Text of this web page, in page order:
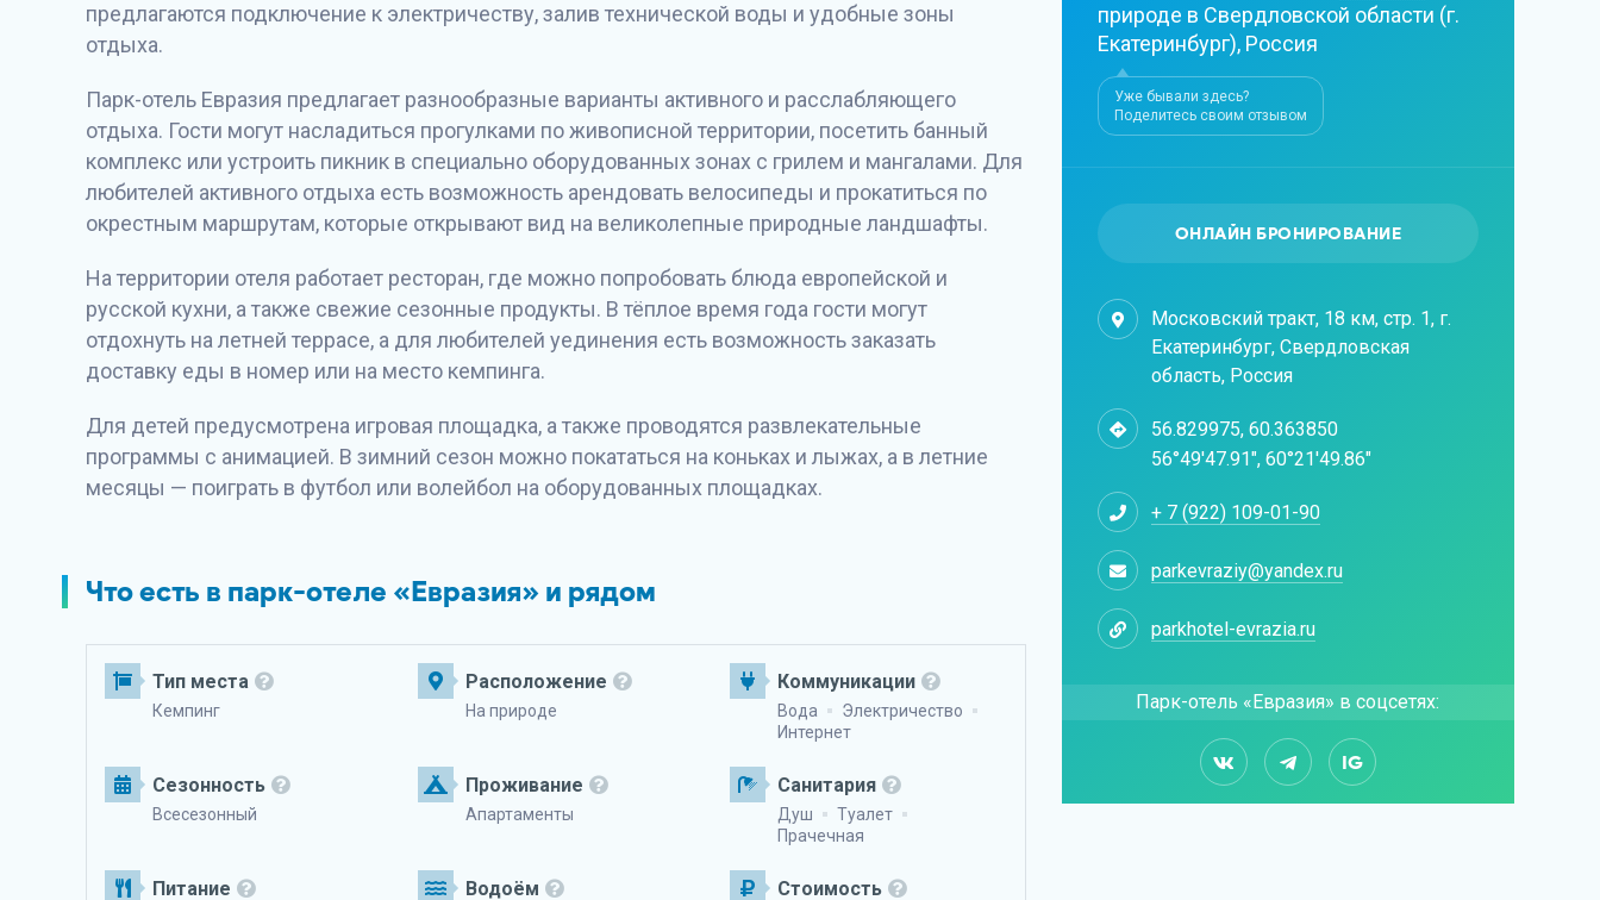
предлагаются подключение к электричеству, залив технической воды и удобные зоны
отдыха.
Парк-отель Евразия предлагает разнообразные варианты активного и расслабляющего
отдыха. Гости могут насладиться прогулками по живописной территории, посетить банный
комплекс или устроить пикник в специально оборудованных зонах с грилем и мангалами. Для
любителей активного отдыха есть возможность арендовать велосипеды и прокатиться по
окрестным маршрутам, которые открывают вид на великолепные природные ландшафты.
На территории отеля работает ресторан, где можно попробовать блюда европейской и
русской кухни, а также свежие сезонные продукты. В тёплое время года гости могут
отдохнуть на летней террасе, а для любителей уединения есть возможность заказать
доставку еды в номер или на место кемпинга.
Для детей предусмотрена игровая площадка, а также проводятся развлекательные
программы с анимацией. В зимний сезон можно покататься на коньках и лыжах, а в летние
месяцы — поиграть в футбол или волейбол на оборудованных площадках.
Что есть в парк-отеле «Евразия» и рядом
Тип места
Кемпинг
Расположение
На природе
Коммуникации
Вода
Электричество
Интернет
Сезонность
Всесезонный
Проживание
Апартаменты
Санитария
Душ
Туалет
Прачечная
Питание Водоём Стоимость
природе в Свердловской области (г.
Екатеринбург), Россия
Уже бывали здесь?
Поделитесь своим отзывом
ОНЛАЙН БРОНИРОВАНИЕ
Московский тракт, 18 км, стр. 1, г.
Екатеринбург, Свердловская
область, Россия
56.829975, 60.363850
56°49'47.91", 60°21'49.86"
+ 7 (922) 109-01-90
parkevraziy@yandex.ru
parkhotel-evrazia.ru
Парк-отель «Евразия» в соцсетях:
IG